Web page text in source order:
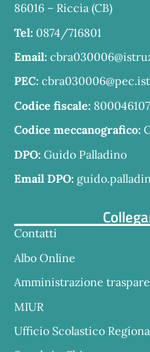
86016 – Riccia (CB)
Tel: 0874/716801
Email:
PEC:
Codice fiscale:
Codice meccanografico:
DPO: Guido Palladino
Email DPO:
Contatti
Albo Online
Amministrazione
MIUR
Ufficio Scolastico